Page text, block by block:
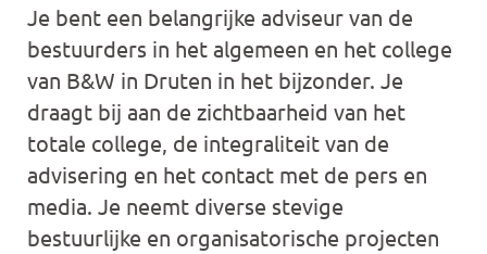
Je bent een belangrijke adviseur van de
bestuurders in het algemeen en het college
van B&W in Druten in het bijzonder. Je
draagt bij aan de zichtbaarheid van het
totale college, de integraliteit van de
advisering en het contact met de pers en
media. Je neemt diverse stevige
bestuurlijke en organisatorische projecten